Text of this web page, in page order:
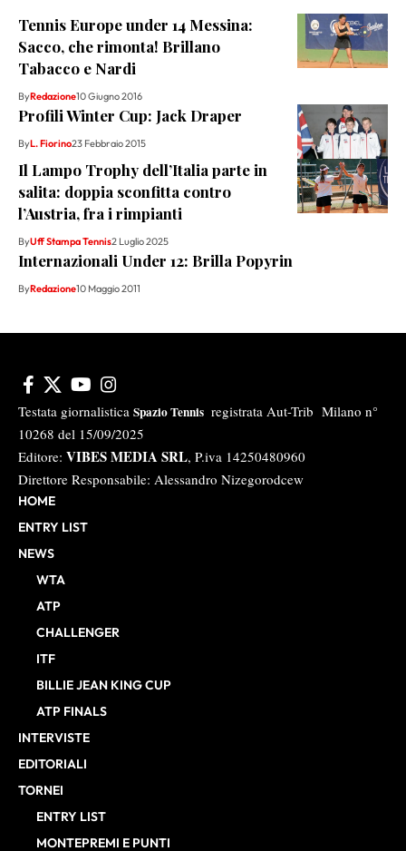
Tennis Europe under 14 Messina:
Sacco, che rimonta! Brillano
Tabacco e Nardi
ByRedazione10 Giugno 2016
Profili Winter Cup: Jack Draper
ByL. Fiorino23 Febbraio 2015
Il Lampo Trophy dell’Italia parte in
salita: doppia sconfitta contro
l’Austria, fra i rimpianti
ByUff Stampa Tennis2 Luglio 2025
Internazionali Under 12: Brilla Popyrin
ByRedazione10 Maggio 2011
Testata giornalistica Spazio Tennis registrata Aut-Trib Milano n°
10268 del 15/09/2025
Editore: VIBES MEDIA SRL, P.iva 14250480960
Direttore Responsabile: Alessandro Nizegorodcew
HOME
ENTRY LIST
NEWS
WTA
ATP
CHALLENGER
ITF
BILLIE JEAN KING CUP
ATP FINALS
INTERVISTE
EDITORIALI
TORNEI
ENTRY LIST
MONTEPREMI E PUNTI